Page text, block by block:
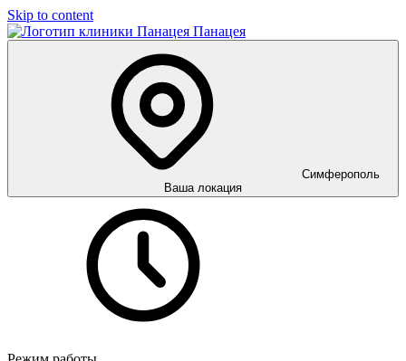
Skip to content
Панацея
Симферополь
Ваша локация